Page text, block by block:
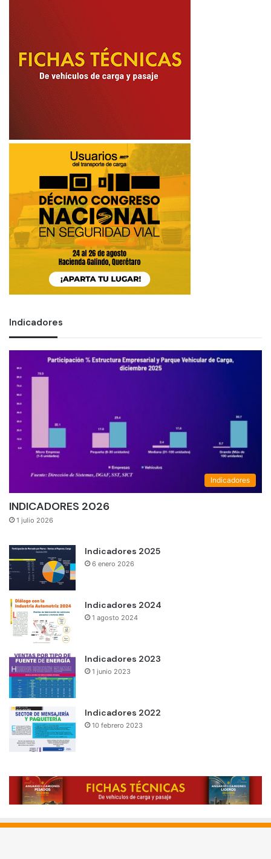
Indicadores
Indicadores
INDICADORES 2026
1 julio 2026
Indicadores 2025
6 enero 2026
Indicadores 2024
1 agosto 2024
Indicadores 2023
1 junio 2023
Indicadores 2022
10 febrero 2023